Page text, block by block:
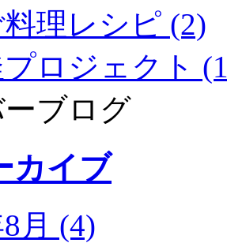
理レシピ (2)
プロジェクト
ーブログ
カイブ
月 (4)